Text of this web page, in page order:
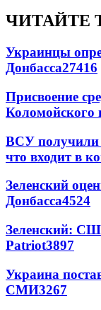
ЧИТАЙТЕ
Украинцы
Донбасса27416
Присвоение
Коломойского
ВСУ получили
что входит в
Зеленский
Донбасса4524
Зеленский:
Patriot3897
Украина
СМИ3267